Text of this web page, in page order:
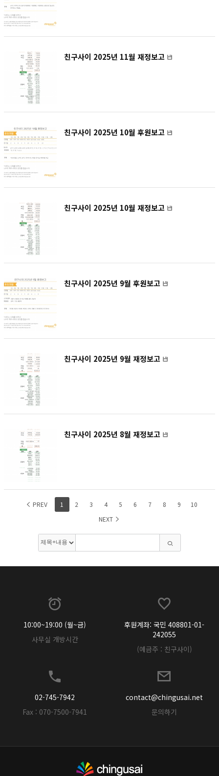
친구사이 2025년 11월 재정보고
친구사이 2025년 10월 후원보고
친구사이 2025년 10월 재정보고
친구사이 2025년 9월 후원보고
친구사이 2025년 9월 재정보고
친구사이 2025년 8월 재정보고
PREV 1 2 3 4 5 6 7 8 9
10
NEXT
10:00~19:00 (월~금)
사무실 개방시간
후원계좌: 국민 408801-01-
242055
(예금주 : 친구사이)
02-745-7942
Fax : 070-7500-7941
contact@chingusai.net
문의하기